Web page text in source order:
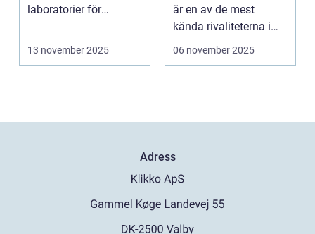
laboratorier för
13 november 2025
är en av de mest
kända rivaliteterna i
spelvä...
06 november 2025
Adress